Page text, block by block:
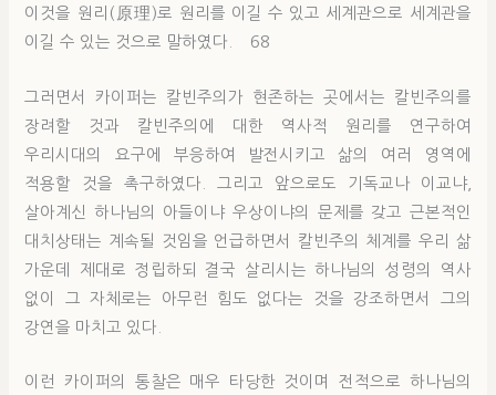
이것을 원리(原理)로 원리를 이길 수 있고 세계관으로 세계관을
이길 수 있는 것으로 말하였다. 68
그러면서 카이퍼는 칼빈주의가 현존하는 곳에서는 칼빈주의를
장려할 것과 칼빈주의에 대한 역사적 원리를 연구하여
우리시대의 요구에 부응하여 발전시키고 삶의 여러 영역에
적용할 것을 촉구하였다. 그리고 앞으로도 기독교나 이교냐,
살아계신 하나님의 아들이냐 우상이냐의 문제를 갖고 근본적인
대치상태는 계속될 것임을 언급하면서 칼빈주의 체계를 우리 삶
가운데 제대로 정립하되 결국 살리시는 하나님의 성령의 역사
없이 그 자체로는 아무런 힘도 없다는 것을 강조하면서 그의
강연을 마치고 있다.
이런 카이퍼의 통찰은 매우 타당한 것이며 전적으로 하나님의